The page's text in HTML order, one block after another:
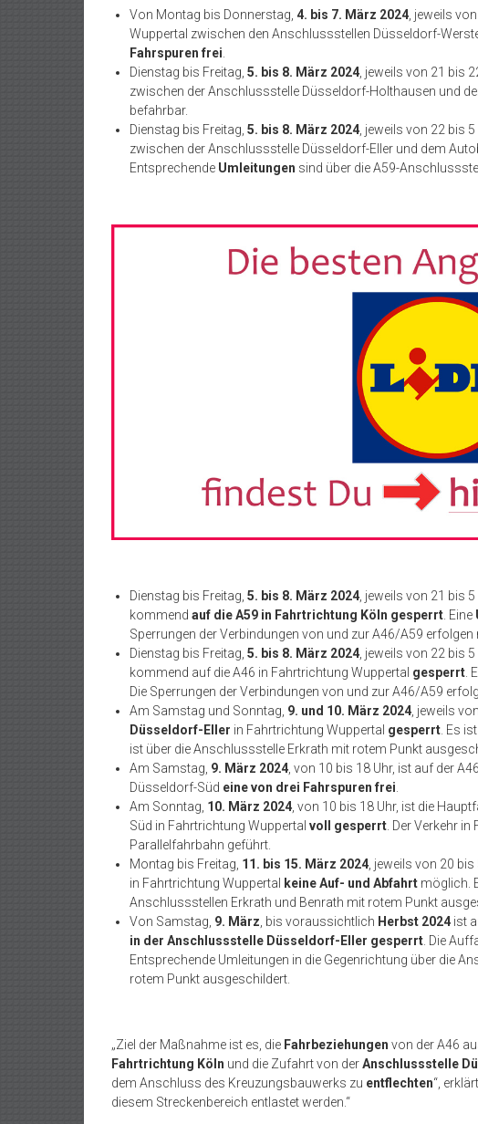
Von Montag bis Donnerstag, 4. bis 7. März 2024 , jeweils
Wuppertal zwischen den Anschlussstellen Düsseldorf-
Fahrspuren frei
Dienstag bis Freitag, 5. bis 8. März 2024 , jeweils von 21 bis
zwischen der Anschlussstelle Düsseldorf-Holthausen und
befahrbar.
Dienstag bis Freitag, 5. bis 8. März 2024 , jeweils von 22 bis
zwischen der Anschlussstelle Düsseldorf-Eller und dem
Entsprechende Umleitungen sind über die A59-
Dienstag bis Freitag, 5. bis 8. März 2024 , jeweils von 21 bis
kommend auf die A59 in Fahrtrichtung Köln gesperrt . Eine
Sperrungen der Verbindungen von und zur A46/A59 erfolgen
Dienstag bis Freitag, 5. bis 8. März 2024 , jeweils von 22 bis
kommend auf die A46 in Fahrtrichtung Wuppertal gesperrt .
Die Sperrungen der Verbindungen von und zur A46/A59
Am Samstag und Sonntag, 9. und 10. März 2024 , jeweils
Düsseldorf-Eller in Fahrtrichtung Wuppertal gesperrt . Es ist
ist über die Anschlussstelle Erkrath mit rotem Punkt
Am Samstag, 9. März 2024 , von 10 bis 18 Uhr, ist auf der
Düsseldorf-Süd eine von drei Fahrspuren frei
Am Sonntag, 10. März 2024 , von 10 bis 18 Uhr, ist die
Süd in Fahrtrichtung Wuppertal voll gesperrt . Der Verkehr
Parallelfahrbahn geführt.
Montag bis Freitag, 11. bis 15. März 2024 , jeweils von 20
in Fahrtrichtung Wuppertal keine Auf- und Abfahrt möglich.
Anschlussstellen Erkrath und Benrath mit rotem Punkt
Von Samstag, 9. März , bis voraussichtlich Herbst 2024 ist
in der Anschlussstelle Düsseldorf-Eller gesperrt . Die
Entsprechende Umleitungen in die Gegenrichtung über die
rotem Punkt ausgeschildert.
„Ziel der Maßnahme ist es, die Fahrbeziehungen von der A46
Fahrtrichtung Köln und die Zufahrt von derAnschlussstelle
dem Anschluss des Kreuzungsbauwerks zu entflechten“,
diesem Streckenbereich entlastet werden.“